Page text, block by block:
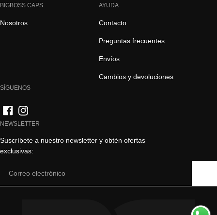
la la
BIGBOSS CAPS
Nosotros
AYUDA
Contacto
Preguntas frecuentes
Envíos
Cambios y devoluciones
SÍGUENOS
NEWSLETTER
Suscríbete a nuestro newsletter y obtén ofertas
exclusivas: